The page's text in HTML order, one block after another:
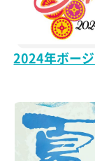
2024年ボー